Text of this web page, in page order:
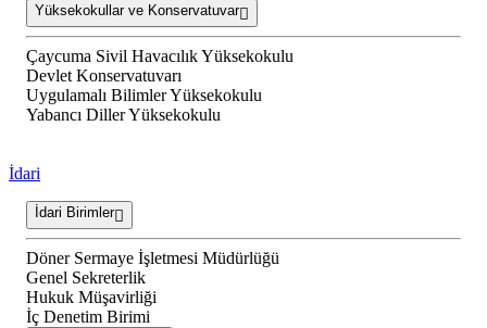
Yüksekokullar ve Konservatuvar
Çaycuma Sivil Havacılık Yüksekokulu
Devlet Konservatuvarı
Uygulamalı Bilimler Yüksekokulu
Yabancı Diller Yüksekokulu
İdari
İdari Birimler
Döner Sermaye İşletmesi Müdürlüğü
Genel Sekreterlik
Hukuk Müşavirliği
İç Denetim Birimi